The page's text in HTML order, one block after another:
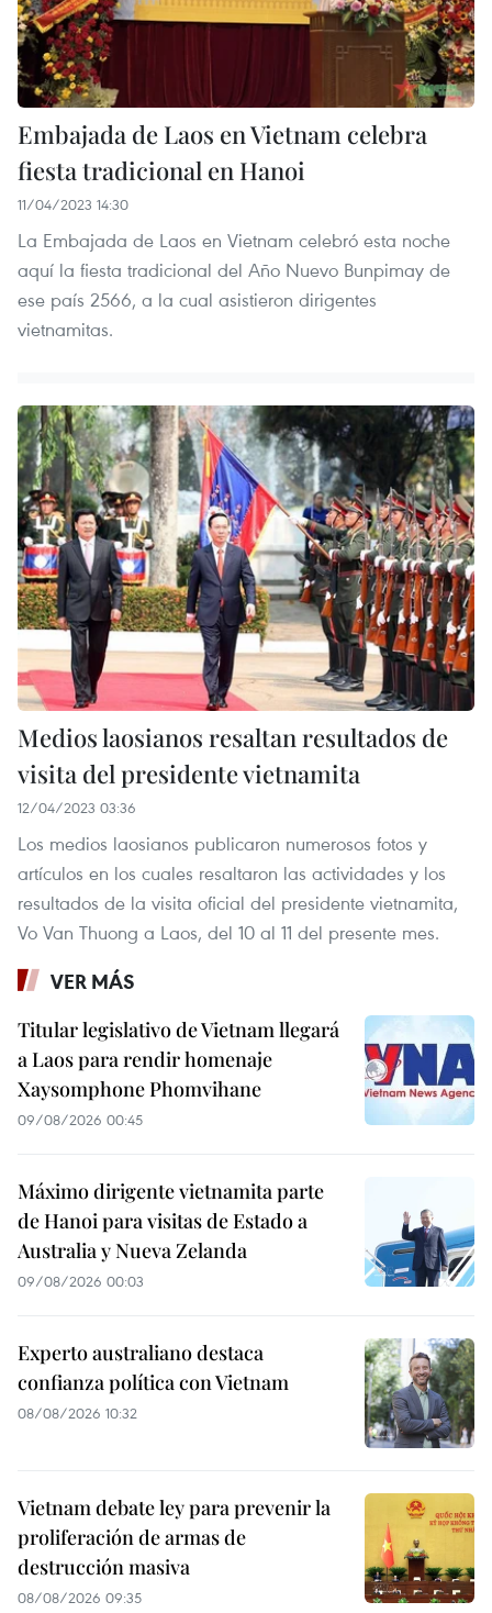
Embajada de Laos en Vietnam celebra
fiesta tradicional en Hanoi
11/04/2023 14:30
La Embajada de Laos en Vietnam celebró esta noche
aquí la fiesta tradicional del Año Nuevo Bunpimay de
ese país 2566, a la cual asistieron dirigentes
vietnamitas.
Medios laosianos resaltan resultados de
visita del presidente vietnamita
12/04/2023 03:36
Los medios laosianos publicaron numerosos fotos y
artículos en los cuales resaltaron las actividades y los
resultados de la visita oficial del presidente vietnamita,
Vo Van Thuong a Laos, del 10 al 11 del presente mes.
VER MÁS
Titular legislativo de Vietnam llegará
a Laos para rendir homenaje
Xaysomphone Phomvihane
09/08/2026 00:45
Máximo dirigente vietnamita parte
de Hanoi para visitas de Estado a
Australia y Nueva Zelanda
09/08/2026 00:03
Experto australiano destaca
confianza política con Vietnam
08/08/2026 10:32
Vietnam debate ley para prevenir la
proliferación de armas de
destrucción masiva
08/08/2026 09:35